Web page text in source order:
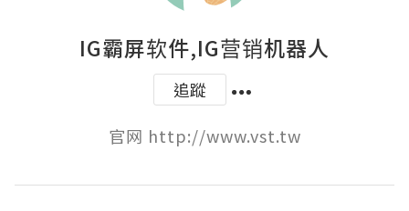
IG霸屏软件,IG营销机器人
追蹤
官网 http://www.vst.tw